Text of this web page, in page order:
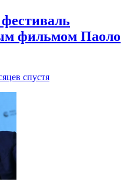
фильмом Паоло
спустя